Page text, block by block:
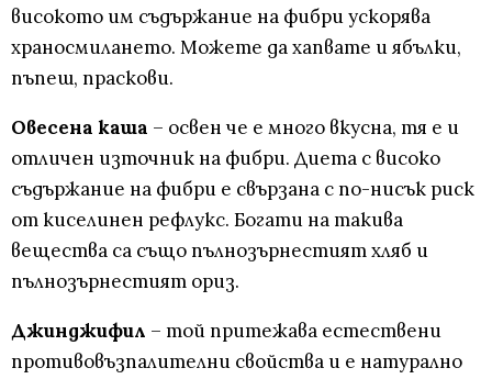
високото им съдържание на фибри ускорява
храносмилането. Можете да хапвате и ябълки,
пъпеш, праскови.
Овесена каша – освен че е много вкусна, тя е и
отличен източник на фибри. Диета с високо
съдържание на фибри е свързана с по-нисък риск
от киселинен рефлукс. Богати на такива
вещества са също пълнозърнестият хляб и
пълнозърнестият ориз.
Джинджифил – той притежава естествени
противовъзпалителни свойства и е натурално